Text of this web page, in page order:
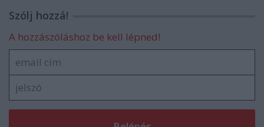
Szólj hozzá!
A hozzászóláshoz be kell lépned!